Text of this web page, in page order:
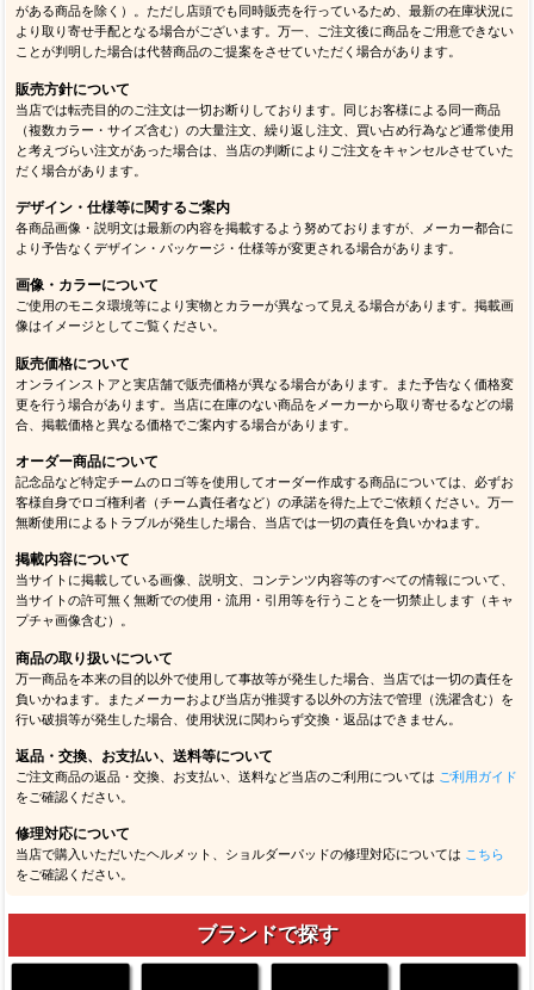
がある商品を除く）。ただし店頭でも同時販売を行っているため、最新の在庫状況に
より取り寄せ手配となる場合がございます。万一、ご注文後に商品をご用意できない
ことが判明した場合は代替商品のご提案をさせていただく場合があります。
販売方針について
当店では転売目的のご注文は一切お断りしております。同じお客様による同一商品
（複数カラー・サイズ含む）の大量注文、繰り返し注文、買い占め行為など通常使用
と考えづらい注文があった場合は、当店の判断によりご注文をキャンセルさせていた
だく場合があります。
デザイン・仕様等に関するご案内
各商品画像・説明文は最新の内容を掲載するよう努めておりますが、メーカー都合に
より予告なくデザイン・パッケージ・仕様等が変更される場合があります。
画像・カラーについて
ご使用のモニタ環境等により実物とカラーが異なって見える場合があります。掲載画
像はイメージとしてご覧ください。
販売価格について
オンラインストアと実店舗で販売価格が異なる場合があります。また予告なく価格変
更を行う場合があります。当店に在庫のない商品をメーカーから取り寄せるなどの場
合、掲載価格と異なる価格でご案内する場合があります。
オーダー商品について
記念品など特定チームのロゴ等を使用してオーダー作成する商品については、必ずお
客様自身でロゴ権利者（チーム責任者など）の承諾を得た上でご依頼ください。万一
無断使用によるトラブルが発生した場合、当店では一切の責任を負いかねます。
掲載内容について
当サイトに掲載している画像、説明文、コンテンツ内容等のすべての情報について、
当サイトの許可無く無断での使用・流用・引用等を行うことを一切禁止します（キャ
プチャ画像含む）。
商品の取り扱いについて
万一商品を本来の目的以外で使用して事故等が発生した場合、当店では一切の責任を
負いかねます。またメーカーおよび当店が推奨する以外の方法で管理（洗濯含む）を
行い破損等が発生した場合、使用状況に関わらず交換・返品はできません。
返品・交換、お支払い、送料等について
ご注文商品の返品・交換、お支払い、送料など当店のご利用については ご利用ガイド
をご確認ください。
修理対応について
当店で購入いただいたヘルメット、ショルダーパッドの修理対応については こちら
をご確認ください。
ブランドで探す